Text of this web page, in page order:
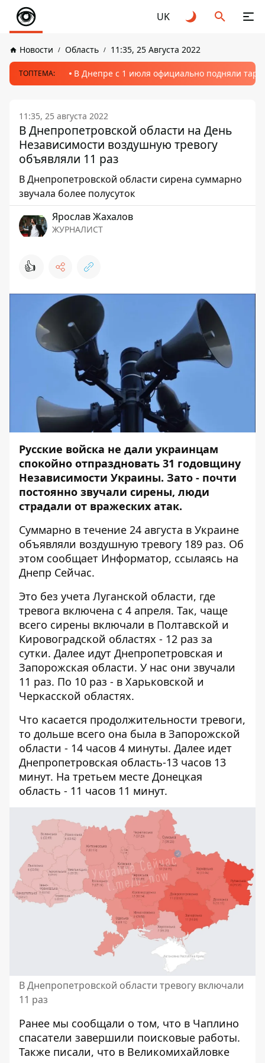
UK
Новости Область 11:35, 25 Августа 2022
ТОПТЕМА: В Днепре с 1 июля официально подняли
11:35, 25 августа 2022
В Днепропетровской области на День
Независимости воздушную тревогу
объявляли 11 раз
В Днепропетровской области сирена суммарно
звучала более полусуток
Ярослав Жахалов
ЖУРНАЛИСТ
👍
Русские войска не дали украинцам
спокойно отпраздновать 31 годовщину
Независимости Украины. Зато - почти
постоянно звучали сирены, люди
страдали от вражеских атак.
Суммарно в течение 24 августа в Украине
объявляли воздушную тревогу 189 раз. Об
этом сообщает Информатор, ссылаясь на
Днепр Сейчас.
Это без учета Луганской области, где
тревога включена с 4 апреля. Так, чаще
всего сирены включали в Полтавской и
Кировоградской областях - 12 раз за
сутки. Далее идут Днепропетровская и
Запорожская области. У нас они звучали
11 раз. По 10 раз - в Харьковской и
Черкасской областях.
Что касается продолжительности тревоги,
то дольше всего она была в Запорожской
области - 14 часов 4 минуты. Далее идет
Днепропетровская область-13 часов 13
минут. На третьем месте Донецкая
область - 11 часов 11 минут.
В Днепропетровской области тревогу включали
11 раз
Ранее мы сообщали о том, что в Чаплино
спасатели завершили поисковые работы.
Также писали, что в Великомихайловке